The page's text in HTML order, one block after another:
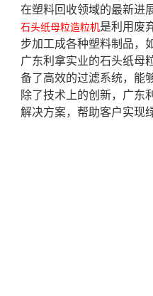
在塑料回收领域的最新进
石头纸母粒造粒机是利用废
步加工成各种塑料制品，
广东利拿实业的石头纸母
备了高效的过滤系统，能
除了技术上的创新，广东
解决方案，帮助客户实现